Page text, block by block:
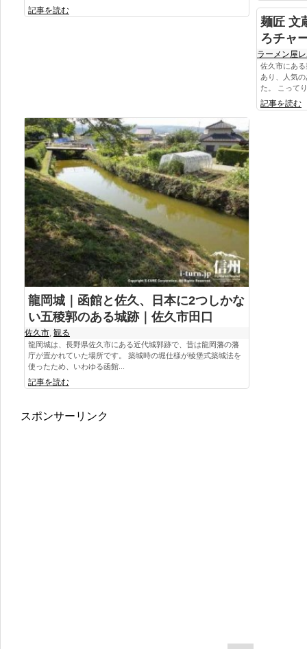
記事を読む
麺匠 文
ろチャ
ラーメン屋
佐久市にあ
あり、人気
た。 こって
記事を読む
龍岡城｜函館と佐久、日本に2つしかな
い五稜郭のある城跡｜佐久市田口
佐久市 観る
龍岡城は、長野県佐久市にある近代城郭跡で、昔は龍岡藩の藩
庁が置かれていた場所です。 築城時の堀仕様が稜堡式築城法を
使ったため、いわゆる函館...
記事を読む
スポンサーリンク